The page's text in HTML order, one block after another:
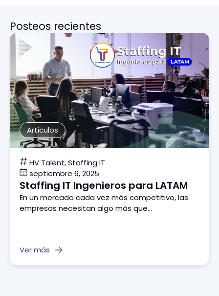
Posteos recientes
Articulos
HV Talent,Staffing IT
septiembre 6, 2025
Staffing IT Ingenieros para LATAM
En un mercado cada vez más competitivo, las
empresas necesitan algo más que...
Ver más